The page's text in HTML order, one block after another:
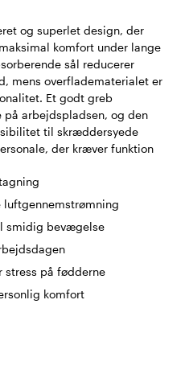
og superlet design, der
komfort under lange
sål reducerer
mens overfladematerialet er
Et godt greb
arbejdspladsen, og den
til skræddersyede
der kræver funktion
smidig bevægelse
stress på fødderne
komfort